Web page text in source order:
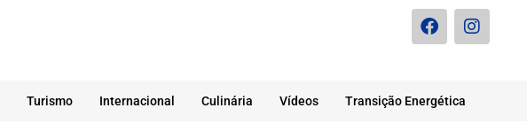
Turismo Internacional Culinária Vídeos Transição Energética